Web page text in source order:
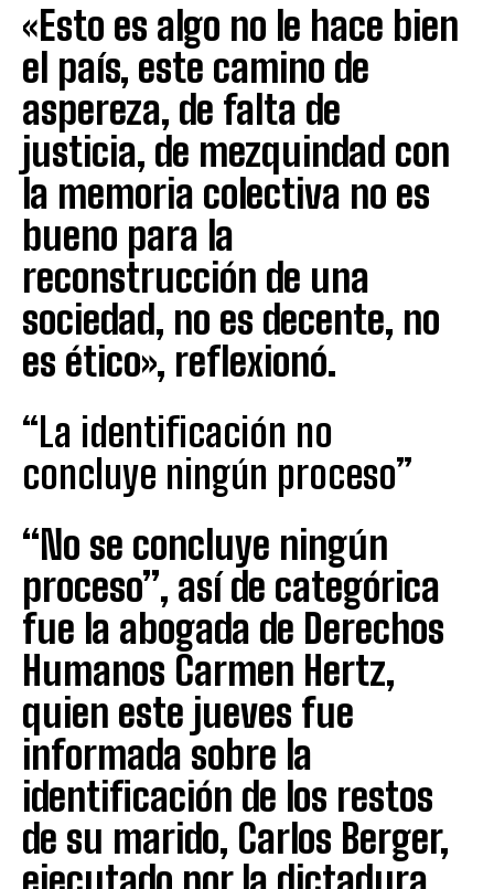
«Esto es algo no le hace bien
el país, este camino de
aspereza, de falta de
justicia, de mezquindad con
la memoria colectiva no es
bueno para la
reconstrucción de una
sociedad, no es decente, no
es ético», reflexionó.
“La identificación no
concluye ningún proceso”
“No se concluye ningún
proceso”, así de categórica
fue la abogada de Derechos
Humanos Carmen Hertz,
quien este jueves fue
informada sobre la
identificación de los restos
de su marido, Carlos Berger,